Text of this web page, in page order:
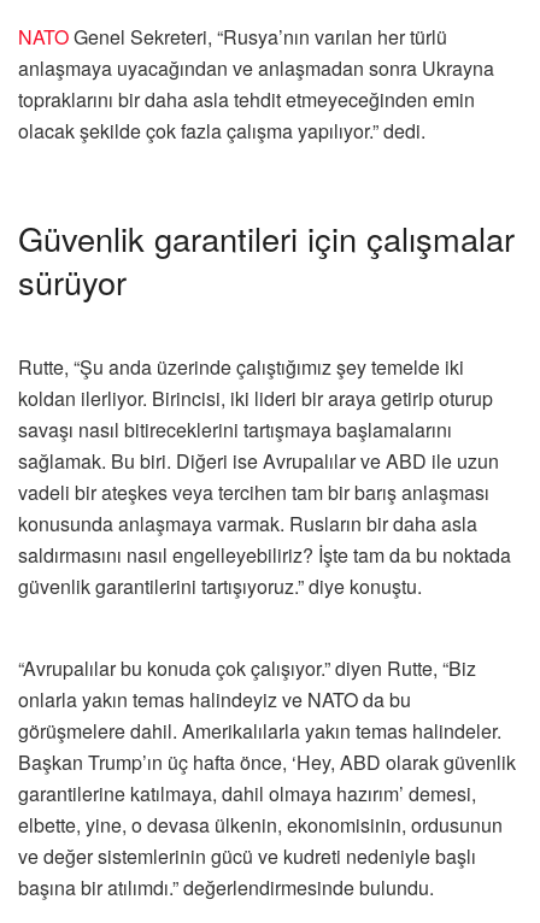
NATOGenel Sekreteri, “Rusya’nın varılan her türlü
anlaşmaya uyacağından ve anlaşmadan sonra Ukrayna
topraklarını bir daha asla tehdit etmeyeceğinden emin
olacak şekilde çok fazla çalışma yapılıyor.” dedi.
Güvenlik garantileri için çalışmalar
sürüyor
Rutte, “Şu anda üzerinde çalıştığımız şey temelde iki
koldan ilerliyor. Birincisi, iki lideri bir araya getirip oturup
savaşı nasıl bitireceklerini tartışmaya başlamalarını
sağlamak. Bu biri. Diğeri ise Avrupalılar ve ABD ile uzun
vadeli bir ateşkes veya tercihen tam bir barış anlaşması
konusunda anlaşmaya varmak. Rusların bir daha asla
saldırmasını nasıl engelleyebiliriz? İşte tam da bu noktada
güvenlik garantilerini tartışıyoruz.” diye konuştu.
“Avrupalılar bu konuda çok çalışıyor.” diyen Rutte, “Biz
onlarla yakın temas halindeyiz ve NATO da bu
görüşmelere dahil. Amerikalılarla yakın temas halindeler.
Başkan Trump’ın üç hafta önce, ‘Hey, ABD olarak güvenlik
garantilerine katılmaya, dahil olmaya hazırım’ demesi,
elbette, yine, o devasa ülkenin, ekonomisinin, ordusunun
ve değer sistemlerinin gücü ve kudreti nedeniyle başlı
başına bir atılımdı.” değerlendirmesinde bulundu.